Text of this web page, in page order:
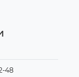
48